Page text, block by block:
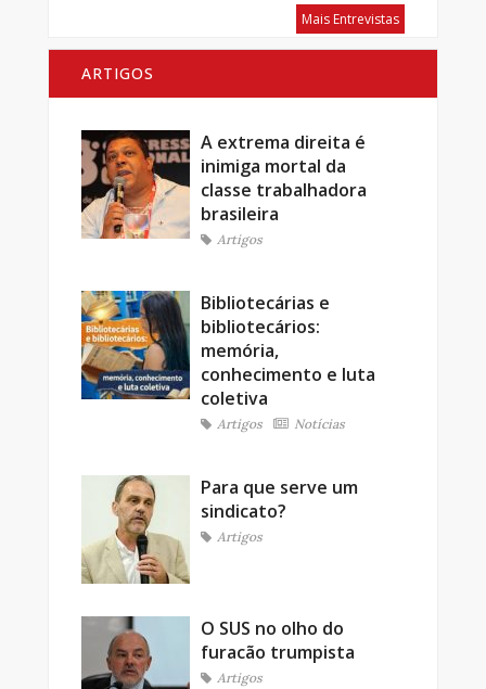
Mais Entrevistas
ARTIGOS
A extrema direita é
inimiga mortal da
classe trabalhadora
brasileira
Artigos
Bibliotecárias e
bibliotecários:
memória,
conhecimento e luta
coletiva
Artigos Notícias
Para que serve um
sindicato?
Artigos
O SUS no olho do
furacão trumpista
Artigos